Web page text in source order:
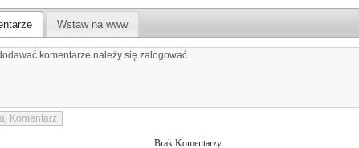
Wstaw na www
Brak Komentarzy